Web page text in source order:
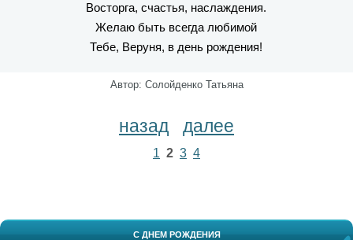
Восторга, счастья, наслаждения.
Желаю быть всегда любимой
Тебе, Веруня, в день рождения!
Автор: Солойденко Татьяна
назад далее
1 2 3 4
С ДНЕМ РОЖДЕНИЯ